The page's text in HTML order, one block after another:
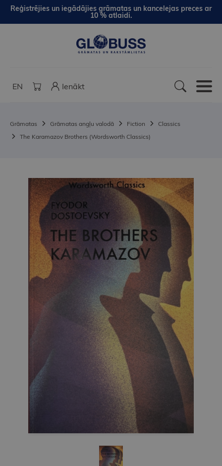
Reģistrējies un iegādājies grāmatas un kancelejas preces ar
10 % atlaidi.
EN Ienākt
Grāmatas Grāmatas angļu valodā Fiction
Classics
The Karamazov Brothers (Wordsworth Classics)